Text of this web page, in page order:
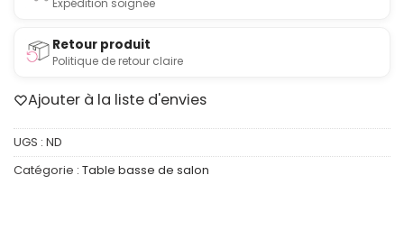
Retour produit
Politique de retour claire
Ajouter à la liste d'envies
UGS : ND
Catégorie : Table basse de salon